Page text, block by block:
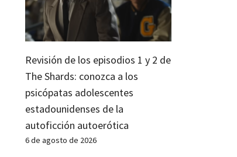
Revisión de los episodios 1 y 2 de
The Shards: conozca a los
psicópatas adolescentes
estadounidenses de la
autoficción autoerótica
6 de agosto de 2026